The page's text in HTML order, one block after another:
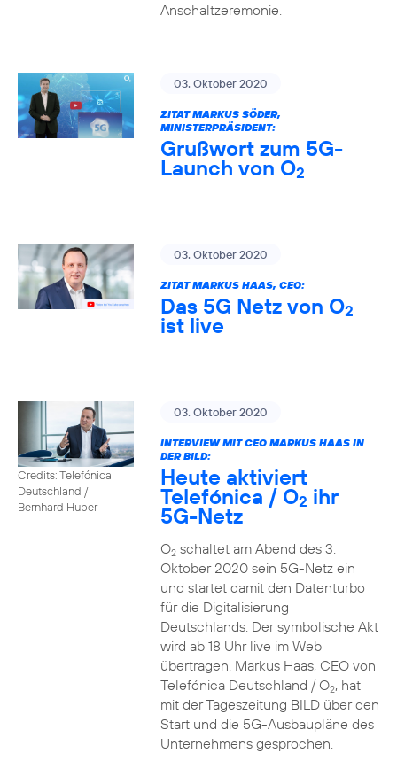
Anschaltzeremonie.
03. Oktober 2020
ZITAT MARKUS SÖDER,
MINISTERPRÄSIDENT:
Grußwort zum 5G-
Launch von O2
03. Oktober 2020
ZITAT MARKUS HAAS, CEO:
Das 5G Netz von O2
ist live
Credits: Telefónica
Deutschland /
Bernhard Huber
03. Oktober 2020
INTERVIEW MIT CEO MARKUS HAAS IN
DER BILD:
Heute aktiviert
Telefónica / O2 ihr
5G-Netz
O2schaltet am Abend des 3.
Oktober 2020 sein 5G-Netz ein
und startet damit den Datenturbo
für die Digitalisierung
Deutschlands. Der symbolische Akt
wird ab 18 Uhr live im Web
übertragen. Markus Haas, CEO von
Telefónica Deutschland / O2, hat
mit der Tageszeitung BILD über den
Start und die 5G-Ausbaupläne des
Unternehmens gesprochen.